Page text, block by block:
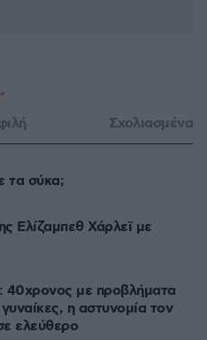
Σχολιασμένα
τα σύκα;
Ελίζαμπεθ Χάρλεϊ με
με προβλήματα
η αστυνομία τον
ελεύθερο